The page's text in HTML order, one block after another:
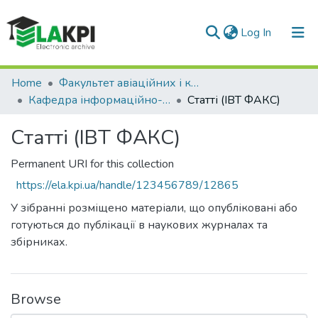
Log In (current)
Communities & Collections
All of DSpace
Statistics
Home
Факультет авіаційних і космічних систем (ФАКС)
Кафедра інформаційно-вимірювальної техніки
Статті (ІВТ ФАКС)
Статті (ІВТ ФАКС)
Permanent URI for this collection
https://ela.kpi.ua/handle/123456789/12865
У зібранні розміщено матеріали, що опубліковані або
готуються до публікації в наукових журналах та
збірниках.
Browse